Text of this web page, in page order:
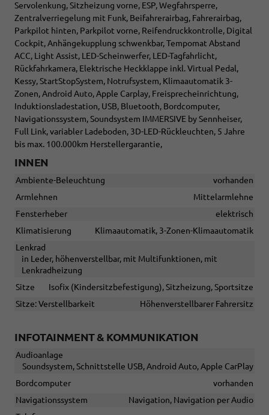
Servolenkung, Sitzheizung vorne, ESP, Wegfahrsperre,
Zentralverriegelung mit Funk, Beifahrerairbag, Fahrerairbag,
Parkpilot hinten, Parkpilot vorne, Reifendruckkontrolle, Digital
Cockpit, Anhängekupplung schwenkbar, Tempomat Abstand
ACC, Light Assist, LED-Scheinwerfer, LED-Tagfahrlicht,
Rückfahrkamera, Elektrische Heckklappe inkl. Virtual Pedal,
Kessy, StartStopSystem, Notrufsystem, Klimaautomatik 3-
Zonen, Android Auto, Apple Carplay, Freisprecheinrichtung,
Induktionsladestation, USB, Bluetooth, Bordcomputer,
Navigationssystem, Soundsystem IMMERSIVE by Sennheiser,
Full Link, variabler Ladeboden, 3D-LED-Rückleuchten, 5 Jahre
bis max. 100.000km Herstellergarantie,
INNEN
Ambiente-Beleuchtung
vorhanden
Armlehnen
Mittelarmlehne
Fensterheber
elektrisch
Klimatisierung
Klimaautomatik, 3-Zonen-Klimaautomatik
Lenkrad
in Leder, höhenverstellbar, mit Multifunktionen, mit
Lenkradheizung
Sitze
Isofix (Kindersitzbefestigung), Sitzheizung, Sportsitze
Sitze: Verstellbarkeit
Höhenverstellbarer Fahrersitz
INFOTAINMENT & KOMMUNIKATION
Audioanlage
Soundsystem, Schnittstelle USB, Android Auto, Apple CarPlay
Bordcomputer
vorhanden
Navigationssystem
Navigation, Navigation per Audio